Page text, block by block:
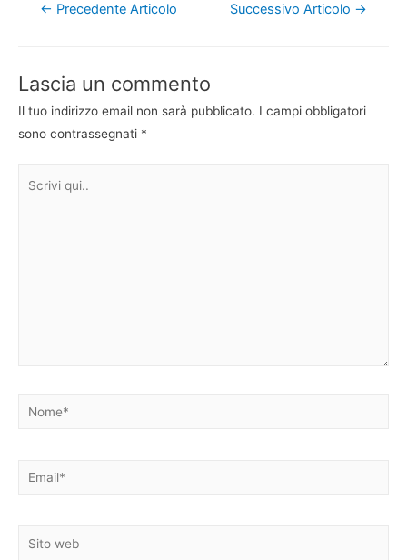
Navigazione
← Precedente Articolo Successivo Articolo →
Lascia un commento
Il tuo indirizzo email non sarà pubblicato. I campi obbligatori
sono contrassegnati *
Nome*
Email*
Sito